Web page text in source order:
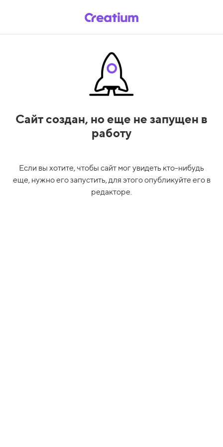
Сайт создан, но еще не запущен в
работу
Если вы хотите, чтобы сайт мог увидеть кто-нибудь
еще, нужно его запустить, для этого опубликуйте его в
редакторе.